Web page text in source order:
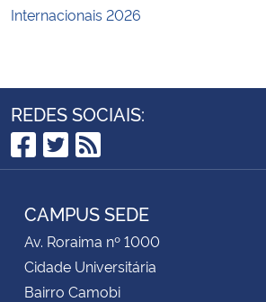
Internacionais 2026
REDES SOCIAIS:
Facebook
Twitter
RSS
CAMPUS SEDE
Av. Roraima nº 1000
Cidade Universitária
Bairro Camobi